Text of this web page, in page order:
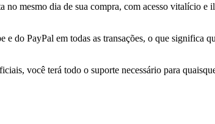
no mesmo dia de sua compra, com acesso vitalício
do PayPal em todas as transações, o que significa
você terá todo o suporte necessário para